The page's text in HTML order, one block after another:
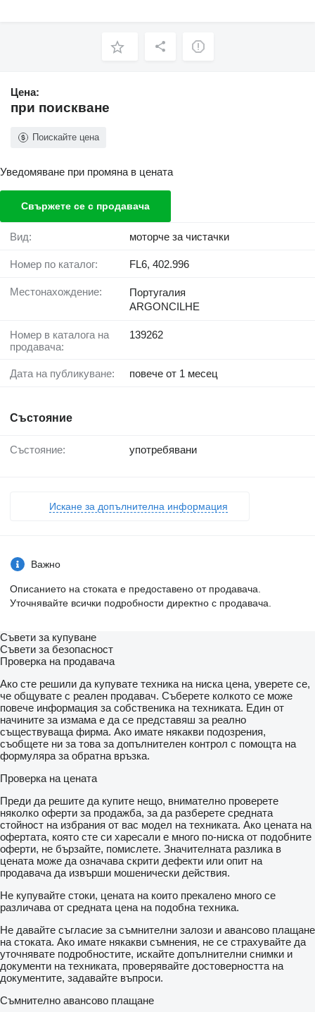
Цена:
при поискване
Поискайте цена
Уведомяване при промяна в цената
Свържете се с продавача
Вид: моторче за чистачки
Номер по каталог: FL6, 402.996
Местонахождение:
Португалия
ARGONCILHE
Номер в каталога на
продавача:
139262
Дата на публикуване: повече от 1 месец
Състояние
Състояние: употребявани
Искане за допълнителна информация
Важно
Описанието на стоката е предоставено от продавача.
Уточнявайте всички подробности директно с продавача.
Съвети за купуване
Съвети за безопасност
Проверка на продавача
Ако сте решили да купувате техника на ниска цена, уверете се,
че общувате с реален продавач. Съберете колкото се може
повече информация за собственика на техниката. Един от
начините за измама е да се представяш за реално
съществуваща фирма. Ако имате някакви подозрения,
съобщете ни за това за допълнителен контрол с помощта на
формуляра за обратна връзка.
Проверка на цената
Преди да решите да купите нещо, внимателно проверете
няколко оферти за продажба, за да разберете средната
стойност на избрания от вас модел на техниката. Ако цената на
офертата, която сте си харесали е много по-ниска от подобните
оферти, не бързайте, помислете. Значителната разлика в
цената може да означава скрити дефекти или опит на
продавача да извърши мошенически действия.
Не купувайте стоки, цената на които прекалено много се
различава от средната цена на подобна техника.
Не давайте съгласие за съмнителни залози и авансово плащане
на стоката. Ако имате някакви съмнения, не се страхувайте да
уточнявате подробностите, искайте допълнителни снимки и
документи на техниката, проверявайте достоверността на
документите, задавайте въпроси.
Съмнително авансово плащане